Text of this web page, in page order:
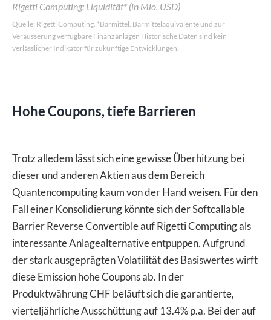
Rigetti Computing: Liquidität* (in Mio. USD)
Quelle: Rigetti Computing. *Barmittel, Barmitteläquivalente und zur
Veräusserung verfügbare Finanzanlagen Historische Daten sind kein
verlässlicher Indikator für zukünftige Entwicklungen.
Hohe Coupons, tiefe Barrieren
Trotz alledem lässt sich eine gewisse Überhitzung bei
dieser und anderen Aktien aus dem Bereich
Quantencomputing kaum von der Hand weisen. Für den
Fall einer Konsolidierung könnte sich der Softcallable
Barrier Reverse Convertible auf Rigetti Computing als
interessante Anlagealternative entpuppen. Aufgrund
der stark ausgeprägten Volatilität des Basiswertes wirft
diese Emission hohe Coupons ab. In der
Produktwährung CHF beläuft sich die garantierte,
vierteljährliche Ausschüttung auf 13.4% p.a. Bei der auf